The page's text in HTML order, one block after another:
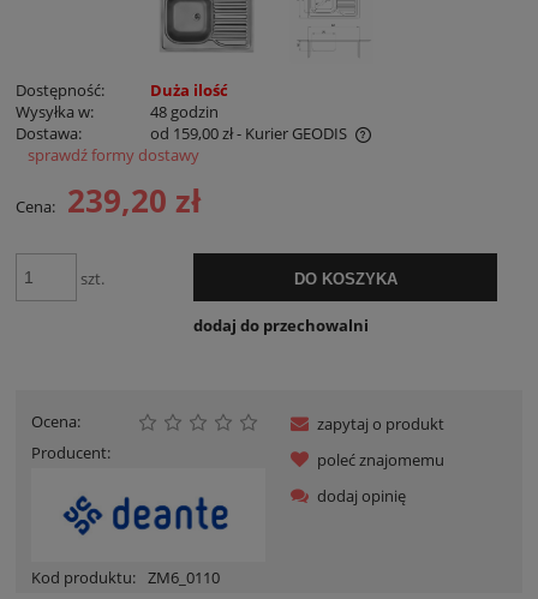
Dostępność:
Duża ilość
Wysyłka w:
48 godzin
Dostawa:
od 159,00 zł- Kurier GEODIS
Cena nie zawiera ewentualnych kosztów płatności
sprawdź formy dostawy
Cena: 239,20 zł
szt. DO KOSZYKA
dodaj do przechowalni
Ocena:
Producent:
Kod produktu: ZM6_0110
zapytaj o produkt
poleć znajomemu
dodaj opinię